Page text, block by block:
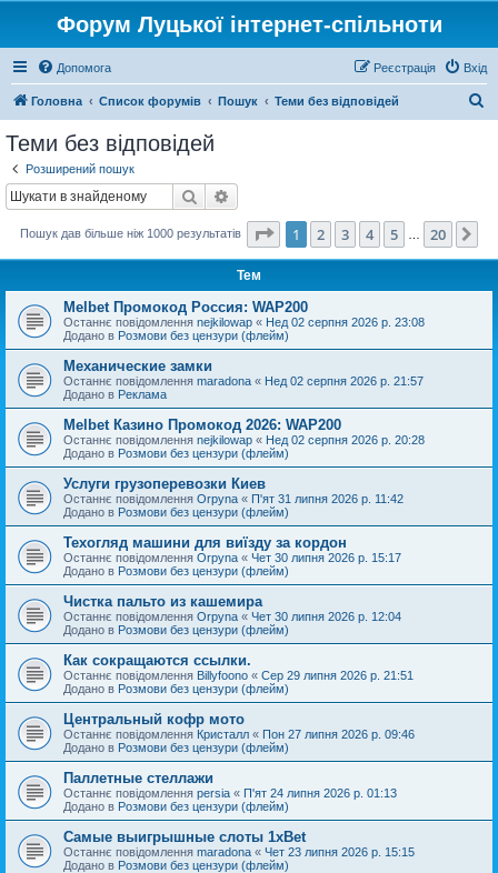
Форум Луцької інтернет-спільноти
Допомога Вхід
Реєстрація
Головна Список форумів Пошук Теми без відповідей
Теми без відповідей
Розширений пошук
Пошук
Пошук дав більше ніж 1000 результатів Сторінка 1 20
1 2 3 4 5 20
Тем
Melbet Промокод Россия: WAP200
Останнє повідомлення nejkilowap « Нед 02 серпня 2026 р. 23:08
Додано в Розмови без цензури (флейм)
Механические замки
Останнє повідомлення maradona « Нед 02 серпня 2026 р. 21:57
Додано в Реклама
Melbet Казино Промокод 2026: WAP200
Останнє повідомлення nejkilowap « Нед 02 серпня 2026 р. 20:28
Додано в Розмови без цензури (флейм)
Услуги грузоперевозки Киев
Останнє повідомлення Orpyna « П'ят 31 липня 2026 р. 11:42
Додано в Розмови без цензури (флейм)
Техогляд машини для виїзду за кордон
Останнє повідомлення Orpyna « Чет 30 липня 2026 р. 15:17
Додано в Розмови без цензури (флейм)
Чистка пальто из кашемира
Останнє повідомлення Orpyna « Чет 30 липня 2026 р. 12:04
Додано в Розмови без цензури (флейм)
Как сокращаются ссылки.
Останнє повідомлення Billyfoono « Сер 29 липня 2026 р. 21:51
Додано в Розмови без цензури (флейм)
Центральный кофр мото
Останнє повідомлення Кристалл « Пон 27 липня 2026 р. 09:46
Додано в Розмови без цензури (флейм)
Паллетные стеллажи
Останнє повідомлення persia « П'ят 24 липня 2026 р. 01:13
Додано в Розмови без цензури (флейм)
Самые выигрышные слоты 1xBet
Останнє повідомлення maradona « Чет 23 липня 2026 р. 15:15
Додано в Розмови без цензури (флейм)